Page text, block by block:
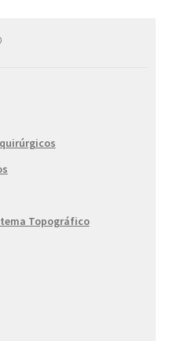
Topográfico